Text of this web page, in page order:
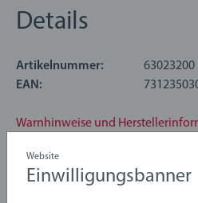
Edition bietet Spaß und
fördert die motorischen
Die aus hochwertigem Kunststoff
BRIO sind für Kleinkinder ab 12
manchmal anders mit Spielzeug
strengen
die gesetzlichen Anforderungen
Details
Artikelnummer:
63023200
EAN:
Warnhinweise und
Noch keine
Website
Einwilligungsbanner